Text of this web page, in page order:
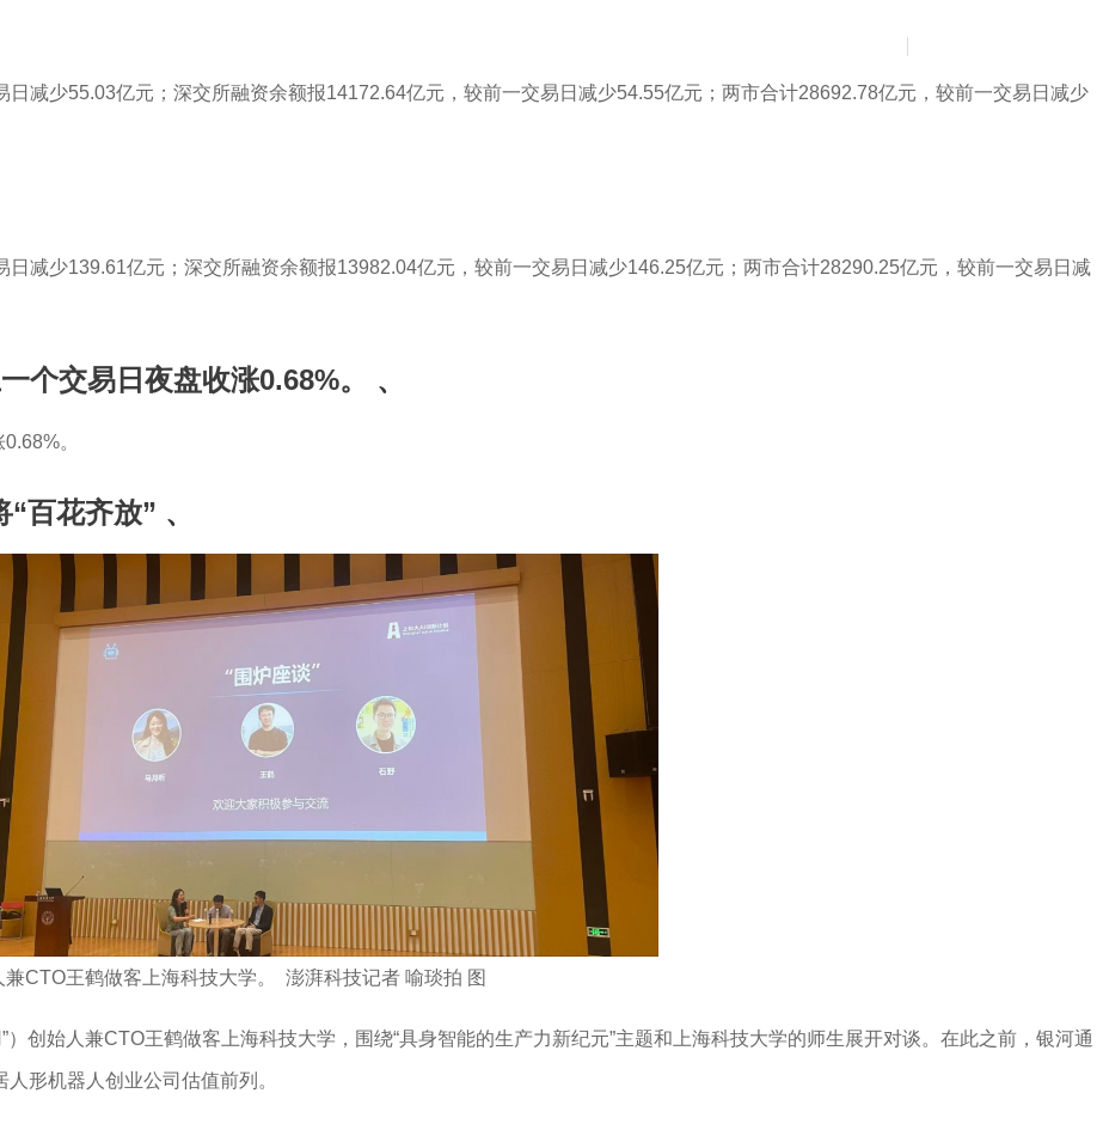
减少55.03亿元；深交所融资余额报14172.64亿元，较前一交易日减少54.55亿元；两市合计28692.78亿元，较前一交易日减少
减少139.61亿元；深交所融资余额报13982.04亿元，较前一交易日减少146.25亿元；两市合计28290.25亿元，较前一交易日减
个交易日夜盘收涨0.68%。 、
。
“百花齐放” 、
CTO王鹤做客上海科技大学。 澎湃科技记者 喻琰拍 图
创始人兼CTO王鹤做客上海科技大学，围绕“具身智能的生产力新纪元”主题和上海科技大学的师生展开对谈。在此之前，银河通
形机器人创业公司估值前列。